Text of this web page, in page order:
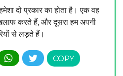
दो प्रकार का होता है। एक वह
करते हैं, और दूसरा हम अपनी
से लड़ते हैं।